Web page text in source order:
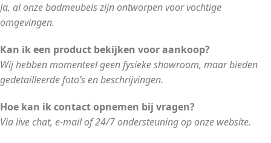
Ja, al onze badmeubels zijn ontworpen voor vochtige
omgevingen.
Kan ik een product bekijken voor aankoop?
Wij hebben momenteel geen fysieke showroom, maar bieden
gedetailleerde foto’s en beschrijvingen.
Hoe kan ik contact opnemen bij vragen?
Via live chat, e-mail of 24/7 ondersteuning op onze website.